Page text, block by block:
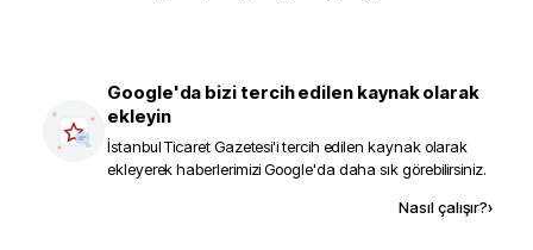
Google'da bizi tercih edilen kaynak olarak
ekleyin
İstanbul Ticaret Gazetesi'i tercih edilen kaynak olarak
ekleyerek haberlerimizi Google'da daha sık görebilirsiniz.
Nasıl çalışır?›